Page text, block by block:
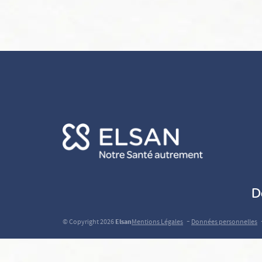
© Copyright 2026ElsanMentions Légales -Données personnelles